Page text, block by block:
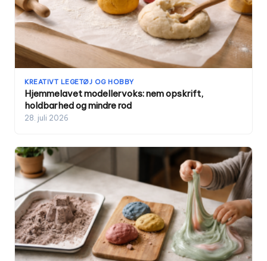
KREATIVT LEGETØJ OG HOBBY
Hjemmelavet modellervoks: nem opskrift,
holdbarhed og mindre rod
28. juli 2026